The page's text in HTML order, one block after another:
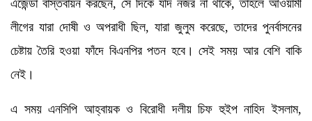
এজেন্ডা বাস্তবায়ন করছেন, সে দিকে যদি নজর না থাকে, তাহলে আওয়ামী
লীগের যারা দোষী ও অপরাধী ছিল, যারা জুলুম করেছে, তাদের পুনর্বাসনের
চেষ্টায় তৈরি হওয়া ফাঁদে বিএনপির পতন হবে। সেই সময় আর বেশি বাকি
নেই।
এ সময় এনসিপি আহ্বায়ক ও বিরোধী দলীয় চিফ হুইপ নাহিদ ইসলাম,